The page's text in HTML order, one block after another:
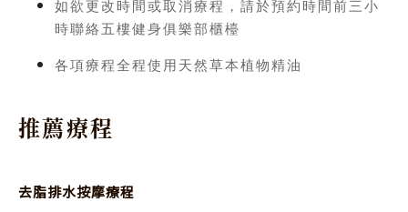
如欲更改時間或取消療程，請於預約時間前三小
時聯絡五樓健身俱樂部櫃檯
各項療程全程使用天然草本植物精油
推薦療程
去脂排水按摩療程